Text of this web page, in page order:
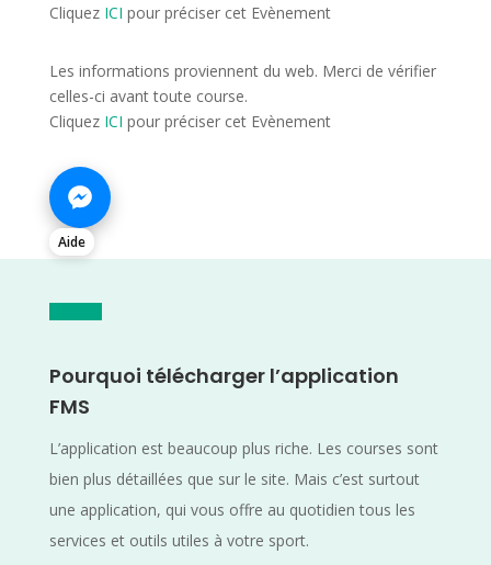
Cliquez ICI pour préciser cet Evènement
Les informations proviennent du web. Merci de vérifier
celles-ci avant toute course.
Cliquez ICI pour préciser cet Evènement
Aide
Pourquoi télécharger l’application
FMS
L’application est beaucoup plus riche. Les courses sont
bien plus détaillées que sur le site. Mais c’est surtout
une application, qui vous offre au quotidien tous les
services et outils utiles à votre sport.